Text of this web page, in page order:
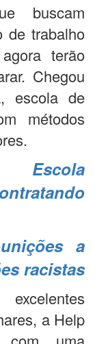
buscam
de trabalho
terão
Chegou
escola de
métodos
Escola
a
racistas
a Help